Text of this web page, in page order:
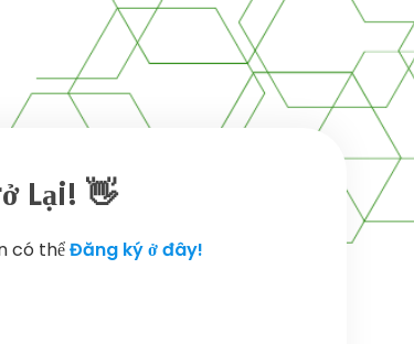
Lại! 👋
có thểĐăng ký ở đây!